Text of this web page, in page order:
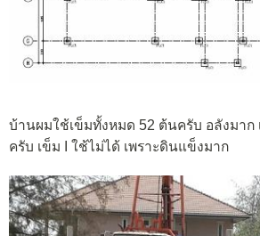
บ้านผมใช้เข็มทั้งหมด 52 ต้นครับ อลังมาก
ครับ เข็ม I ใช้ไม่ได้ เพราะดินแข็งมาก